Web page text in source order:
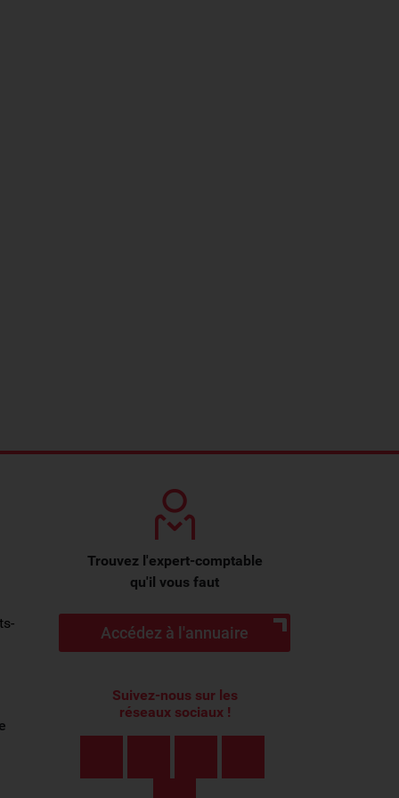
Trouvez l'expert-comptable
qu'il vous faut
Accédez à l'annuaire
Suivez-nous sur les
réseaux sociaux !